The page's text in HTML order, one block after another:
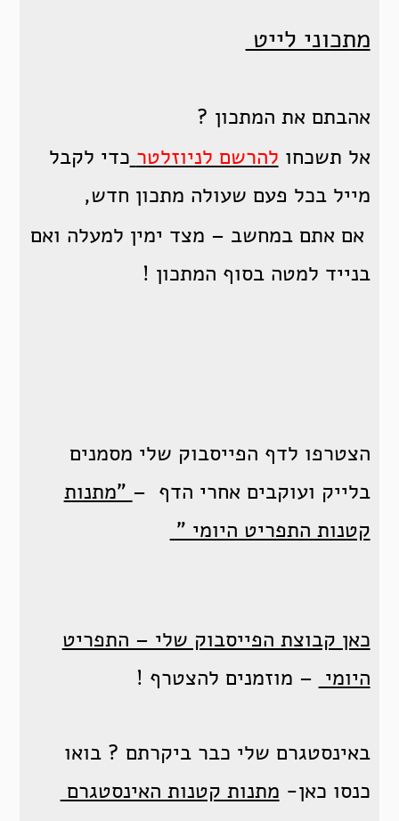
מתכוני לייט
אהבתם את המתכון ?
אל תשכחו להרשם לניוזלטר כדי לקבל
מייל בכל פעם שעולה מתכון חדש,
אם אתם במחשב – מצד ימין למעלה ואם
בנייד למטה בסוף המתכון !
הצטרפו לדף הפייסבוק שלי מסמנים
בלייק ועוקבים אחרי הדף – "מתנות
קטנות התפריט היומי "
כאן קבוצת הפייסבוק שלי – התפריט
היומי – מוזמנים להצטרף !
באינסטגרם שלי כבר ביקרתם ? בואו
כנסו כאן- מתנות קטנות האינסטגרם